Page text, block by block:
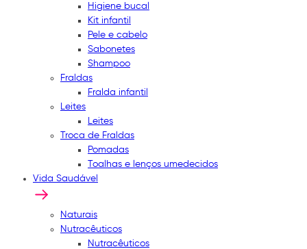
Higiene bucal
Kit infantil
Pele e cabelo
Sabonetes
Shampoo
Fraldas
Fralda infantil
Leites
Leites
Troca de Fraldas
Pomadas
Toalhas e lenços umedecidos
Vida Saudável
Naturais
Nutracêuticos
Nutracêuticos